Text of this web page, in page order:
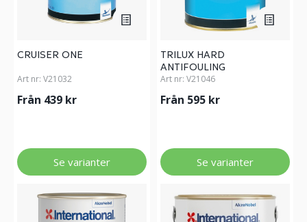
CRUISER ONE
Art nr: V21032
Från 439 kr
Se varianter
TRILUX HARD
ANTIFOULING
Art nr: V21046
Från 595 kr
Se varianter